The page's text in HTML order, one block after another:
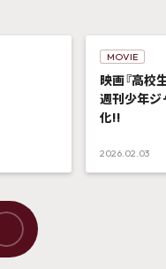
MOVIE
映画『高校生
週刊少年ジ
化!!
2026.02.03